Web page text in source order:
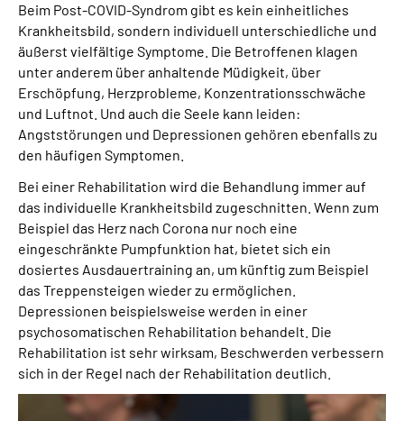
Inhalte in Gebärdensprache (DGS)
Leichte Sprache
Beim Post-COVID-Syndrom gibt es kein einheitliches
Krankheitsbild, sondern individuell unterschiedliche und
äußerst vielfältige Symptome. Die Betroffenen klagen
unter anderem über anhaltende Müdigkeit, über
Erschöpfung, Herzprobleme, Konzentrationsschwäche
und Luftnot. Und auch die Seele kann leiden:
Angststörungen und Depressionen gehören ebenfalls zu
den häufigen Symptomen.
Bei einer Rehabilitation wird die Behandlung immer auf
das individuelle Krankheitsbild zugeschnitten. Wenn zum
Beispiel das Herz nach Corona nur noch eine
eingeschränkte Pumpfunktion hat, bietet sich ein
dosiertes Ausdauertraining an, um künftig zum Beispiel
das Treppensteigen wieder zu ermöglichen.
Depressionen beispielsweise werden in einer
psychosomatischen Rehabilitation behandelt. Die
Rehabilitation ist sehr wirksam, Beschwerden verbessern
sich in der Regel nach der Rehabilitation deutlich.